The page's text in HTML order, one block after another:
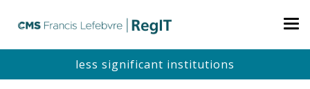
content
less significant institutions